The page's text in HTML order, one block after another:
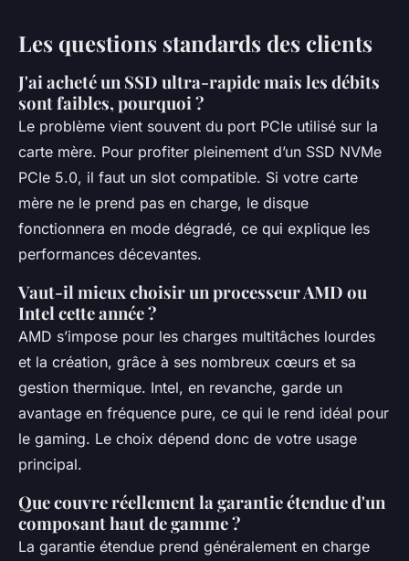
Les questions standards des clients
J'ai acheté un SSD ultra-rapide mais les débits
sont faibles, pourquoi ?
Le problème vient souvent du port PCIe utilisé sur la
carte mère. Pour profiter pleinement d’un SSD NVMe
PCIe 5.0, il faut un slot compatible. Si votre carte
mère ne le prend pas en charge, le disque
fonctionnera en mode dégradé, ce qui explique les
performances décevantes.
Vaut-il mieux choisir un processeur AMD ou
Intel cette année ?
AMD s’impose pour les charges multitâches lourdes
et la création, grâce à ses nombreux cœurs et sa
gestion thermique. Intel, en revanche, garde un
avantage en fréquence pure, ce qui le rend idéal pour
le gaming. Le choix dépend donc de votre usage
principal.
Que couvre réellement la garantie étendue d'un
composant haut de gamme ?
La garantie étendue prend généralement en charge